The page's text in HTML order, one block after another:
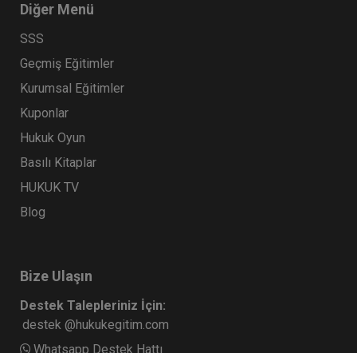
Diğer Menü
SSS
Geçmiş Eğitimler
Kurumsal Eğitimler
Kuponlar
Hukuk Oyun
Basılı Kitaplar
HUKUK TV
Blog
Bize Ulaşın
Destek Talepleriniz İçin:
destek @hukukegitim.com
Whatsapp Destek Hattı